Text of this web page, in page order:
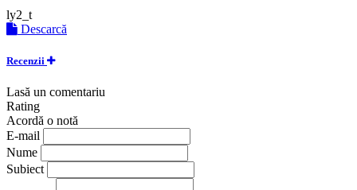
ly2_t
Descarcă
Recenzii
Lasă un comentariu
Rating
Acordă o notă
E-mail
Nume
Subiect